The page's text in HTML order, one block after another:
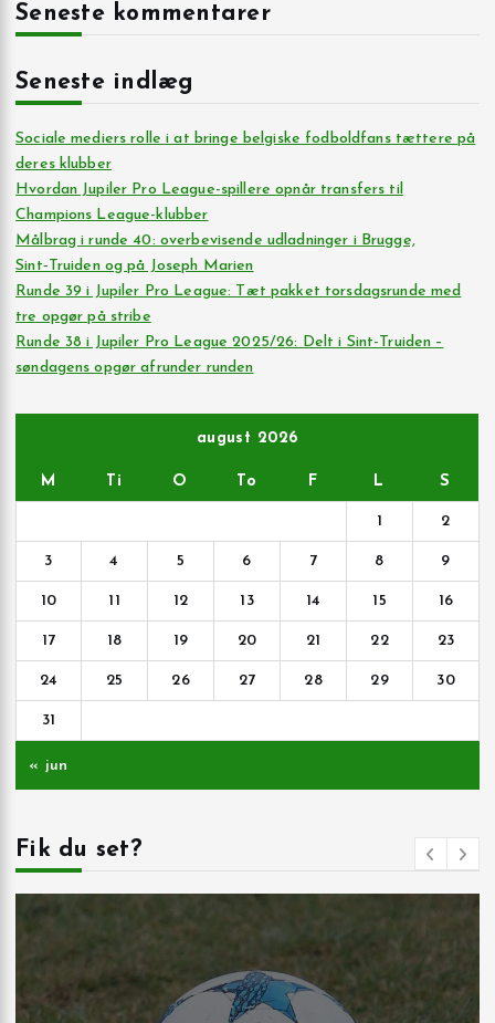
Seneste kommentarer
Seneste indlæg
Sociale mediers rolle i at bringe belgiske fodboldfans tættere på
deres klubber
Hvordan Jupiler Pro League-spillere opnår transfers til
Champions League-klubber
Målbrag i runde 40: overbevisende udladninger i Brugge,
Sint‑Truiden og på Joseph Marien
Runde 39 i Jupiler Pro League: Tæt pakket torsdagsrunde med
tre opgør på stribe
Runde 38 i Jupiler Pro League 2025/26: Delt i Sint-Truiden –
søndagens opgør afrunder runden
august 2026
M Ti O To F L S
1 2
3 4 5 6 7 8 9
10 11 12 13 14 15 16
17 18 19 20 21 22 23
24 25 26 27 28 29 30
31
« jun
Fik du set?